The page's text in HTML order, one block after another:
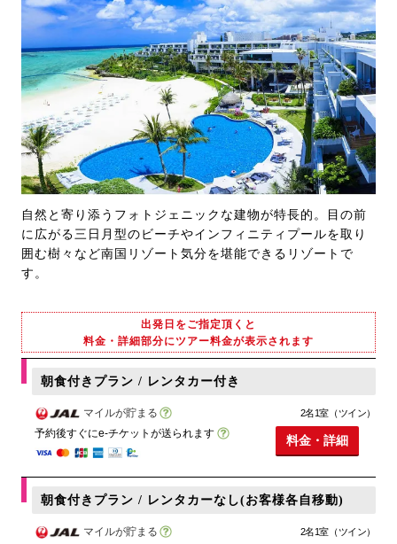
自然と寄り添うフォトジェニックな建物が特長的。目の前
に広がる三日月型のビーチやインフィニティプールを取り
囲む樹々など南国リゾート気分を堪能できるリゾートで
す。
出発日をご指定頂くと
料金・詳細部分にツアー料金が表示されます
朝食付きプラン / レンタカー付き
マイルが貯まる
予約後すぐにe-チケットが送られます
2名1室（ツイン）
料金・詳細
朝食付きプラン / レンタカーなし(お客様各自移動)
マイルが貯まる
2名1室（ツイン）